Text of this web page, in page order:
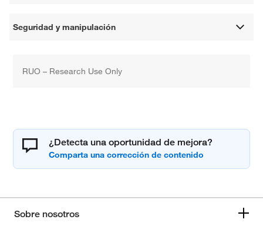
Seguridad y manipulación
RUO – Research Use Only
¿Detecta una oportunidad de mejora?
Sobre nosotros